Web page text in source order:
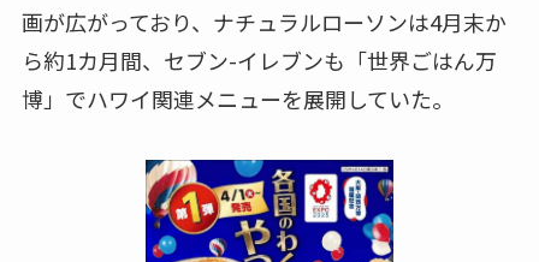
画が広がっており、ナチュラルローソンは4月末か
ら約1カ月間、セブン-イレブンも「世界ごはん万
博」でハワイ関連メニューを展開していた。